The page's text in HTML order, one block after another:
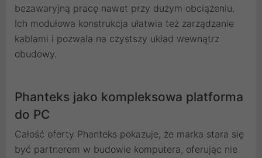
bezawaryjną pracę nawet przy dużym obciążeniu.
Ich modułowa konstrukcja ułatwia też zarządzanie
kablami i pozwala na czystszy układ wewnątrz
obudowy.
Phanteks jako kompleksowa platforma
do PC
Całość oferty Phanteks pokazuje, że marka stara się
być partnerem w budowie komputera, oferując nie